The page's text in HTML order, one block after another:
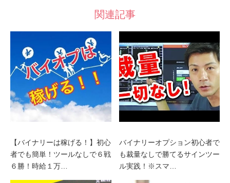
関連記事
【バイナリーは稼げる！】初心
者でも簡単！ツールなしで６戦
６勝！時給１万…
バイナリーオプション初心者で
も裁量なしで勝てるサインツー
ル実践！※スマ…